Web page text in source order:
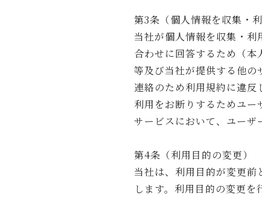
第3条（個人情報を収集・利
当社が個人情報を収集・
合わせに回答するため（
等及び当社が提供する他の
連絡のため利用規約に違
利用をお断りするためユ
サービスにおいて、ユーザ
第4条（利用目的の変更）
当社は、利用目的が変更
します。利用目的の変更